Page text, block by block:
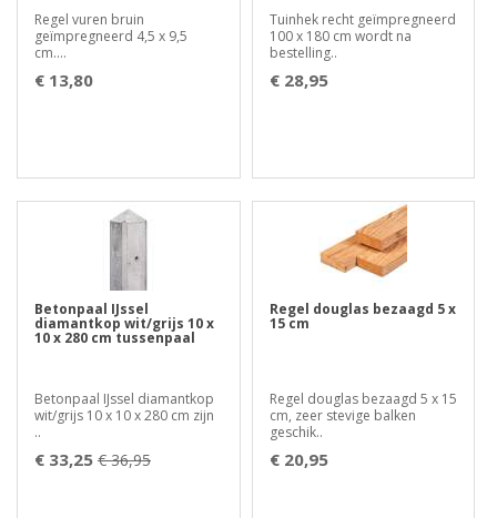
Regel vuren bruin
geïmpregneerd 4,5 x 9,5
cm....
€ 13,80
Tuinhek recht geïmpregneerd
100 x 180 cm wordt na
bestelling..
€ 28,95
Betonpaal IJssel
diamantkop wit/grijs 10 x
10 x 280 cm tussenpaal
Betonpaal IJssel diamantkop
wit/grijs 10 x 10 x 280 cm zijn
..
€ 33,25 € 36,95
Regel douglas bezaagd 5 x
15 cm
Regel douglas bezaagd 5 x 15
cm, zeer stevige balken
geschik..
€ 20,95